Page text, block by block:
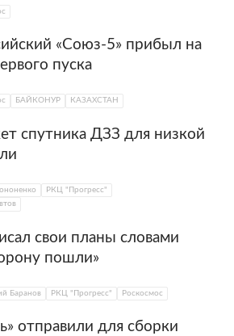
«Союз-5» прибыл на
пуска
БАЙКОНУР КАЗАХСТАН
спутника ДЗЗ для низкой
РКЦ "Прогресс"
свои планы словами
пошли»
Баранов РКЦ "Прогресс" Роскосмос
отправили для сборки